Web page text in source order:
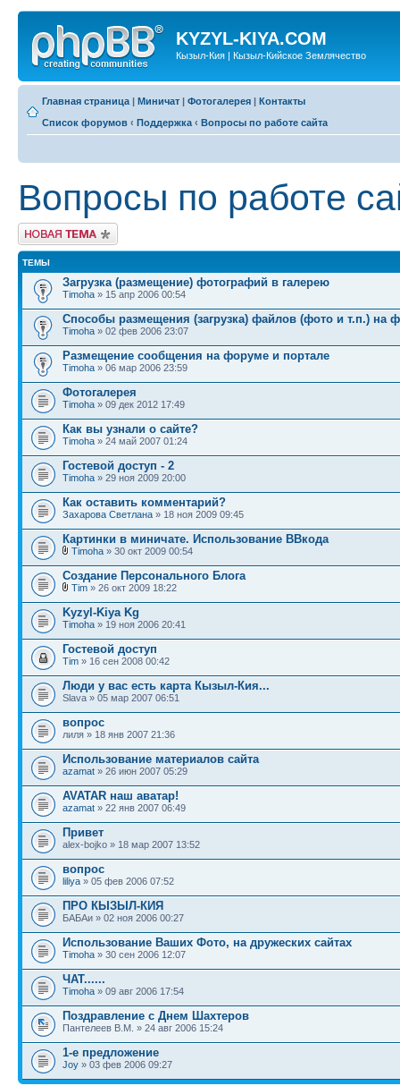
KYZYL-KIYA.COM
Кызыл-Кия | Кызыл-Кийское Землячество
Главная страница | Миничат | Фотогалерея | Контакты
Список форумов ‹ Поддержка ‹ Вопросы по работе сайта
Вопросы по работе
Новая тема
ТЕМЫ
Загрузка (размещение) фотографий в галерею
Timoha » 15 апр 2006 00:54
Способы размещения (загрузка) файлов (фото и т.п.) на
Timoha » 02 фев 2006 23:07
Размещение сообщения на форуме и портале
Timoha » 06 мар 2006 23:59
Фотогалерея
Timoha » 09 дек 2012 17:49
Как вы узнали о сайте?
Timoha » 24 май 2007 01:24
Гостевой доступ - 2
Timoha » 29 ноя 2009 20:00
Как оставить комментарий?
Захарова Светлана » 18 ноя 2009 09:45
Картинки в миничате. Использование ВВкода
Timoha » 30 окт 2009 00:54
Создание Персонального Блога
Tim » 26 окт 2009 18:22
Kyzyl-Kiya Kg
Timoha » 19 ноя 2006 20:41
Гостевой доступ
Tim » 16 сен 2008 00:42
Люди у вас есть карта Кызыл-Кия...
Slava » 05 мар 2007 06:51
вопрос
лиля » 18 янв 2007 21:36
Использование материалов сайта
azamat » 26 июн 2007 05:29
AVATAR наш аватар!
azamat » 22 янв 2007 06:49
Привет
alex-bojko » 18 мар 2007 13:52
вопрос
liliya » 05 фев 2006 07:52
ПРО КЫЗЫЛ-КИЯ
БАБАи » 02 ноя 2006 00:27
Использование Ваших Фото, на дружеских сайтах
Timoha » 30 сен 2006 12:07
ЧАТ......
Timoha » 09 авг 2006 17:54
Поздравление с Днем Шахтеров
Пантелеев В.М. » 24 авг 2006 15:24
1-е предложение
Joy » 03 фев 2006 09:27